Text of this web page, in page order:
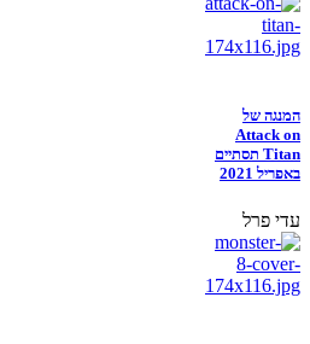
המנגה של
Attack on
Titan תסתיים
באפריל 2021
עדי פרל